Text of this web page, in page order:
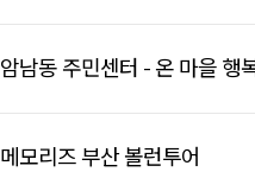
암남동 주민센터 - 온 마을 행
메모리즈 부산 볼런투어